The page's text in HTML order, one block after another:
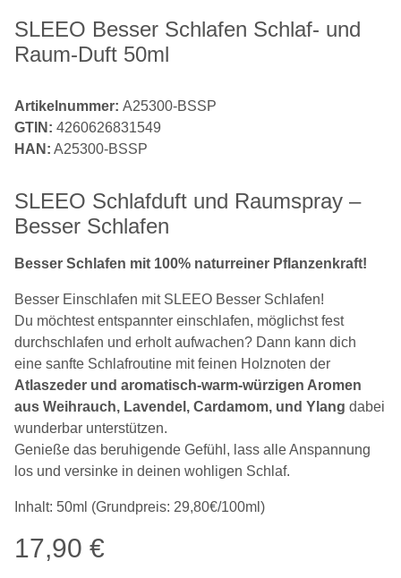
SLEEO Besser Schlafen Schlaf- und
Raum-Duft 50ml
Artikelnummer: A25300-BSSP
GTIN: 4260626831549
HAN: A25300-BSSP
SLEEO Schlafduft und Raumspray –
Besser Schlafen
Besser Schlafen mit 100% naturreiner Pflanzenkraft!
Besser Einschlafen mit SLEEO Besser Schlafen!
Du möchtest entspannter einschlafen, möglichst fest
durchschlafen und erholt aufwachen? Dann kann dich
eine sanfte Schlafroutine mit feinen Holznoten der
Atlaszeder und aromatisch-warm-würzigen Aromen
aus Weihrauch, Lavendel, Cardamom, und Ylang dabei
wunderbar unterstützen.
Genieße das beruhigende Gefühl, lass alle Anspannung
los und versinke in deinen wohligen Schlaf.
Inhalt: 50ml (Grundpreis: 29,80€/100ml)
17,90 €